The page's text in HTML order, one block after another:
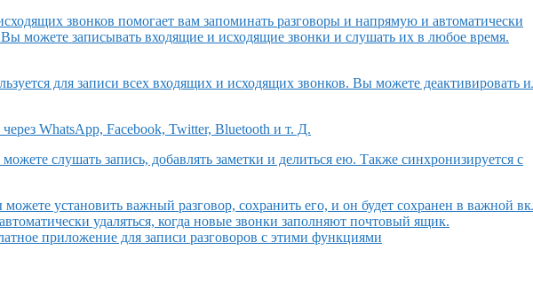
звонков помогает вам запоминать разговоры и напрямую и автоматически
можете записывать входящие и исходящие звонки и слушать их в любое время.
для записи всех входящих и исходящих звонков. Вы можете деактивировать
WhatsApp, Facebook, Twitter, Bluetooth и т. Д.
слушать запись, добавлять заметки и делиться ею. Также синхронизируется с
установить важный разговор, сохранить его, и он будет сохранен в важной
удаляться, когда новые звонки заполняют почтовый ящик.
приложение для записи разговоров с этими функциями